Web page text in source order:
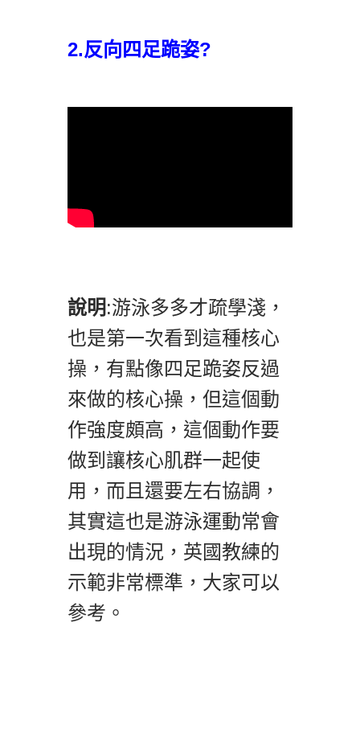
2.反向四足跪姿?
說明:游泳多多才疏學淺，
也是第一次看到這種核心
操，有點像四足跪姿反過
來做的核心操，但這個動
作強度頗高，這個動作要
做到讓核心肌群一起使
用，而且還要左右協調，
其實這也是游泳運動常會
出現的情況，英國教練的
示範非常標準，大家可以
參考。